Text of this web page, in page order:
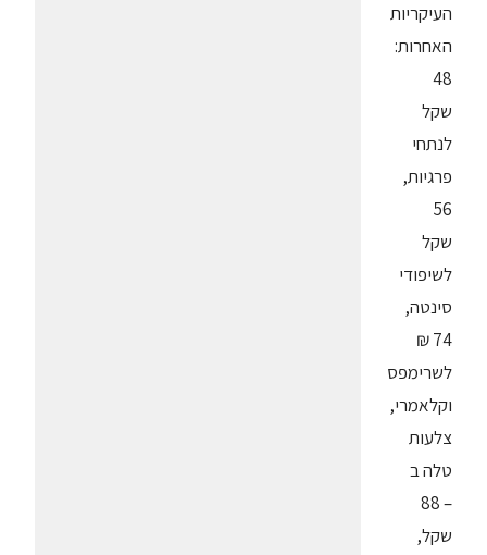
העיקריות
האחרות:
48
שקל
לנתחי
פרגיות,
56
שקל
לשיפודי
סינטה,
74 ₪
לשרימפס
וקלאמרי,
צלעות
טלה ב
– 88
שקל,